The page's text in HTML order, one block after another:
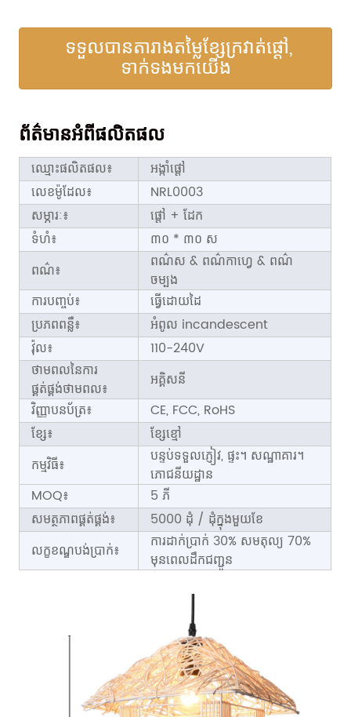
ទទួល​បាន​តារាង​តម្លៃ​ខ្សែ​ក្រវាត់​ផ្តៅ​,
ទាក់ទង​មក​យើង​
ព័ត៌មានអំពីផលិតផល
ឈ្មោះផលិតផល៖
អង្កាំផ្តៅ
លេខ​ម៉ូដែល៖
NRL0003
សម្ភារៈ៖
ផ្តៅ + ដែក
ទំហំ៖
៣០ * ៣០ ស
ពណ៌៖
ពណ៌ស & ពណ៌កាហ្វេ & ពណ៌
ចម្បង
ការបញ្ចប់៖
ធ្វើដោយដៃ
ប្រភពពន្លឺ៖
អំពូល incandescent
វ៉ុល៖
110-240V
ថាមពលនៃការ
ផ្គត់ផ្គង់ថាមពល៖
អគ្គិសនី
វិញ្ញាបនប័ត្រ៖
CE, FCC, RoHS
ខ្សែ៖
ខ្សែខ្មៅ
កម្មវិធី៖
បន្ទប់ទទួលភ្ញៀវ, ផ្ទះ។ សណ្ឋាគារ។
ភោជនីយដ្ឋាន
MOQ៖
5 ភី
សមត្ថភាពផ្គត់ផ្គង់៖
5000 ដុំ / ដុំក្នុងមួយខែ
លក្ខខណ្ឌបង់ប្រាក់៖
ការដាក់ប្រាក់ 30% សមតុល្យ 70%
មុនពេលដឹកជញ្ជូន